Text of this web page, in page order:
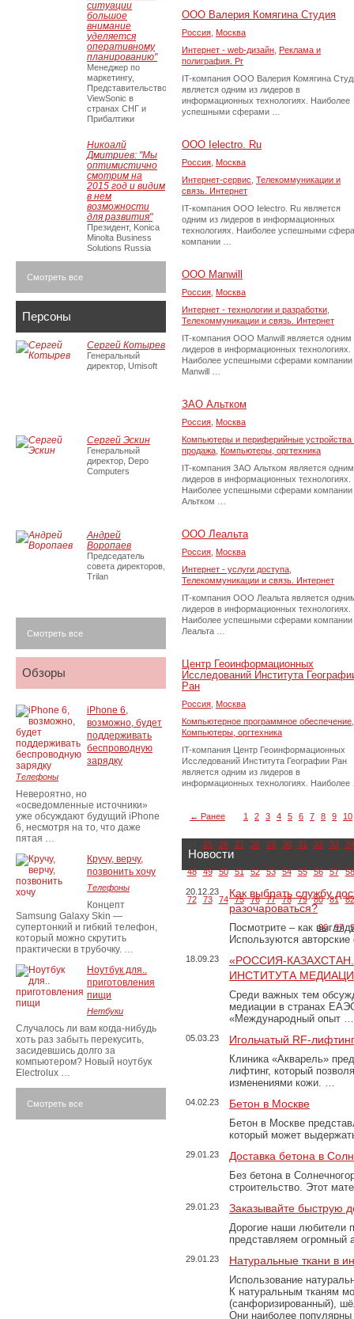
ООО Валерия Комягина Студия
Россия Москва
Интернет - web-дизайн Реклама и
полиграфия. Pr
IT-компания ООО Валерия Комягина
является одним из лидеров в
информационных технологиях. Наиболее
успешными сферами …
ООО Ielectro. Ru
Россия Москва
Интернет-сервис Телекоммуникации и
связь. Интернет
IT-компания ООО Ielectro. Ru является
одним из лидеров в информационных
технологиях. Наиболее успешными
компании …
ООО Manwill
Россия Москва
Интернет - технологии и разработки
Телекоммуникации и связь. Интернет
IT-компания ООО Manwill является одним
лидеров в информационных технологиях.
Наиболее успешными сферами компании
Manwill …
ЗАО Альтком
Россия Москва
Компьютеры и периферийные устройства
продажа Компьютеры, оргтехника
IT-компания ЗАО Альтком является
лидеров в информационных технологиях.
Наиболее успешными сферами компании
Альтком …
ООО Леальта
Россия Москва
Интернет - услуги доступа
Телекоммуникации и связь. Интернет
IT-компания ООО Леальта является
лидеров в информационных технологиях.
Наиболее успешными сферами компании
Леальта …
Центр Геоинформационных
Исследований Института
Ран
Россия Москва
Компьютерное программное обеспечение
Компьютеры, оргтехника
IT-компания Центр Геоинформационных
Исследований Института Географии Ран
является одним из лидеров в
информационных технологиях.
← Ранее 1 2 3 4 5 6 7 8 9 10
25 26 27 28 29 30 31 32 33 34
48 49 50 51 52 53 54 55 56 57 58
72 73 74 75 76 77 78 79 80 81 82
96 97
Новости
20.12.23
Как выбрать службу
разочароваться?
Посмотрите – как
Используются
18.09.23
«РОССИЯ-
ИНСТИТУТА
Среди важных тем
медиации в странах
«Международный опыт …
05.03.23 Игольчатый RF-
Клиника «Акварель»
лифтинг, который
изменениями кожи. …
04.02.23 Бетон в Москве
Бетон в Москве
который может
29.01.23 Доставка бетона в
Без бетона в
строительство. Этот
29.01.23 Заказывайте быструю
Дорогие наши любители
представляем огромный
29.01.23 Натуральные ткани в
Использование
К натуральным тканям
(санфоризированный),
Они наиболее популярны
ситуации
большое
внимание
уделяется
оперативному
планированию"
Менеджер по
маркетингу,
Представительство
ViewSonic в
странах СНГ и
Прибалтики
Никоалй
Дмитриев: "Мы
оптимистично
смотрим на
2015 год и видим
в нем
возможности
для развития"
Президент, Konica
Minolta Business
Solutions Russia
Смотреть все
Персоны
Сергей Котырев
Генеральный
директор, Umisoft
Сергей Эскин
Генеральный
директор, Depo
Computers
Андрей
Воропаев
Председатель
совета директоров,
Trilan
Смотреть все
Обзоры
iPhone 6,
возможно, будет
поддерживать
беспроводную
зарядку
Телефоны
Невероятно, но
«осведомленные источники»
уже обсуждают будущий iPhone
6, несмотря на то, что даже
пятая …
Кручу, верчу,
позвонить хочу
Телефоны
Концепт
Samsung Galaxy Skin —
супертонкий и гибкий телефон,
который можно скрутить
практически в трубочку. …
Ноутбук для..
приготовления
пищи
Нетбуки
Случалось ли вам когда-нибудь
хоть раз забыть перекусить,
засидевшись долго за
компьютером? Новый ноутбук
Electrolux …
Смотреть все